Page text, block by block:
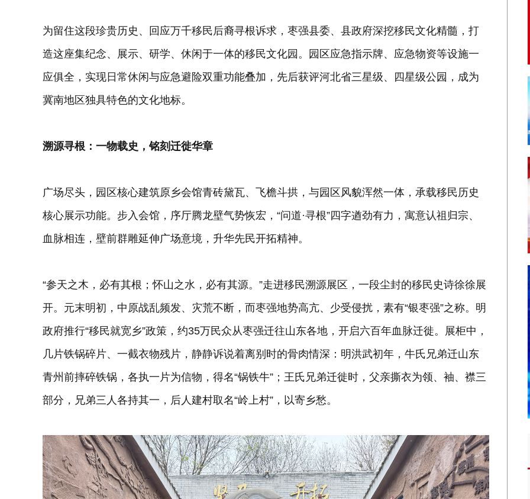
为留住这段珍贵历史、回应万千移民后裔寻根诉求，枣强县委、县政府深挖移民文化精髓，打
造这座集纪念、展示、研学、休闲于一体的移民文化园。园区应急指示牌、应急物资等设施一
应俱全，实现日常休闲与应急避险双重功能叠加，先后获评河北省三星级、四星级公园，成为
冀南地区独具特色的文化地标。
溯源寻根：一物载史，铭刻迁徙华章
广场尽头，园区核心建筑原乡会馆青砖黛瓦、飞檐斗拱，与园区风貌浑然一体，承载移民历史
核心展示功能。步入会馆，序厅腾龙壁气势恢宏，“问道·寻根”四字遒劲有力，寓意认祖归宗、
血脉相连，壁前群雕延伸广场意境，升华先民开拓精神。
“参天之木，必有其根；怀山之水，必有其源。”走进移民溯源展区，一段尘封的移民史诗徐徐展
开。元末明初，中原战乱频发、灾荒不断，而枣强地势高亢、少受侵扰，素有“银枣强”之称。明
政府推行“移民就宽乡”政策，约35万民众从枣强迁往山东各地，开启六百年血脉迁徙。展柜中，
几片铁锅碎片、一截衣物残片，静静诉说着离别时的骨肉情深：明洪武初年，牛氏兄弟迁山东
青州前摔碎铁锅，各执一片为信物，得名“锅铁牛”；王氏兄弟迁徙时，父亲撕衣为领、袖、襟三
部分，兄弟三人各持其一，后人建村取名“岭上村”，以寄乡愁。